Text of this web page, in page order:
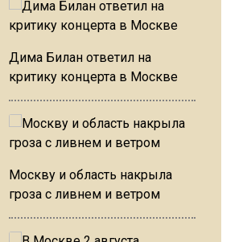
Дима Билан ответил на
критику концерта в Москве
Москву и область накрыла
гроза с ливнем и ветром